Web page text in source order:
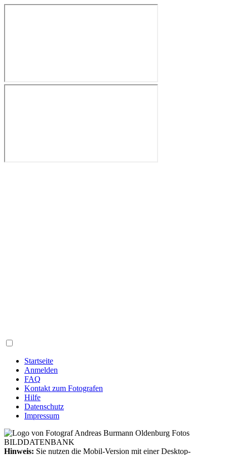
Startseite
Anmelden
FAQ
Kontakt zum Fotografen
Hilfe
Datenschutz
Impressum
Hinweis: Sie nutzen die Mobil-Version mit einer Desktop-